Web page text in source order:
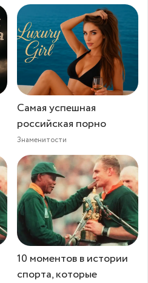
Самая успешная
российская порно
Знаменитости
10 моментов в истории
спорта, которые